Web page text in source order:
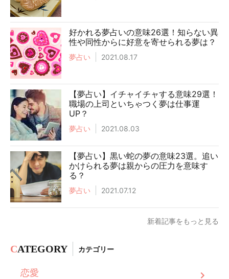
好かれる夢占いの意味26選！知らない異
性や同性からに好意を寄せられる夢は？
夢占い 2021.08.17
【夢占い】イチャイチャする意味29選！
職場の上司といちゃつく夢は仕事運
UP？
夢占い 2021.08.03
【夢占い】黒い蛇の夢の意味23選。追い
かけられる夢は親からの圧力を意味す
る？
夢占い 2021.07.12
新着記事をもっと見る
CATEGORY カテゴリー
恋愛